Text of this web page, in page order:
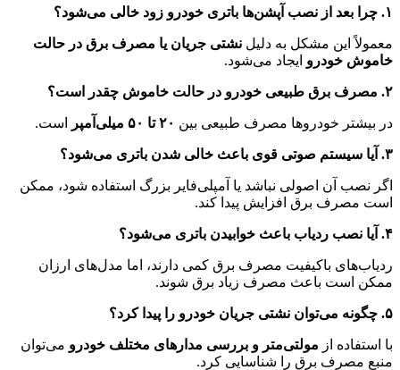
۱. چرا بعد از نصب آپشن‌ها باتری خودرو زود خالی می‌شود؟
معمولاً این مشکل به دلیل نشتی جریان یا مصرف برق در حالت
خاموش خودرو ایجاد می‌شود.
۲. مصرف برق طبیعی خودرو در حالت خاموش چقدر است؟
در بیشتر خودروها مصرف طبیعی بین ۲۰ تا ۵۰ میلی‌آمپر است.
۳. آیا سیستم صوتی قوی باعث خالی شدن باتری می‌شود؟
اگر نصب آن اصولی نباشد یا آمپلی‌فایر بزرگ استفاده شود، ممکن
است مصرف برق افزایش پیدا کند.
۴. آیا نصب ردیاب باعث خوابیدن باتری می‌شود؟
ردیاب‌های باکیفیت مصرف برق کمی دارند، اما مدل‌های ارزان
ممکن است باعث مصرف زیاد برق شوند.
۵. چگونه می‌توان نشتی جریان خودرو را پیدا کرد؟
با استفاده از مولتی‌متر و بررسی مدارهای مختلف خودرو می‌توان
منبع مصرف برق را شناسایی کرد.